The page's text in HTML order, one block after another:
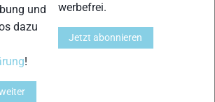
und
dazu
!
werbefrei.
Jetzt abonnieren